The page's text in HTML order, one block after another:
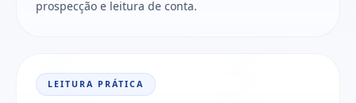
prospecção e leitura de conta.
LEITURA PRÁTICA